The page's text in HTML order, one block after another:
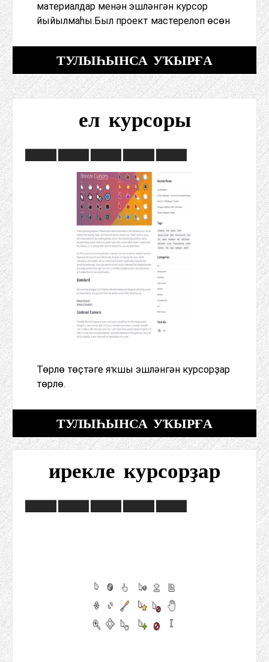
материалдар менән эшләнгән курсор
йыйылмаһы.Был проект мастерелоп өсөн
ТУЛЫҺЫНСА УҠЫРҒА
ел курсоры
Төрлө төҫтәге яҡшы эшләнгән курсорҙар
төрлө.
ТУЛЫҺЫНСА УҠЫРҒА
ирекле курсорҙар